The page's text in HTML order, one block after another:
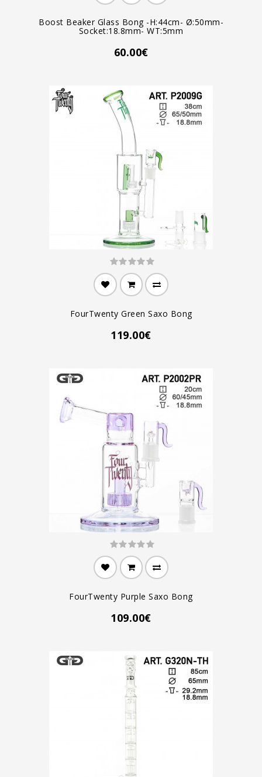
Boost Beaker Glass Bong -H:44cm- Ø:50mm-
Socket:18.8mm- WT:5mm
60.00€
FourTwenty Green Saxo Bong
119.00€
FourTwenty Purple Saxo Bong
109.00€